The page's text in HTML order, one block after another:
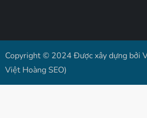
Copyright © 2024 Được xây dựng bởi
Việt Hoàng SEO)